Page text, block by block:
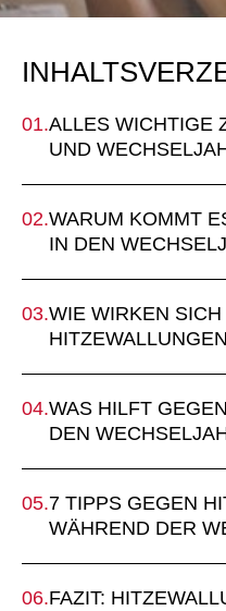
ALLES WICHTIGE
UND
WARUM KOMMT
IN DEN
WIE WIRKEN
WAS HILFT
DEN
7 TIPPS GEGEN
WÄHREND DER
FAZIT: